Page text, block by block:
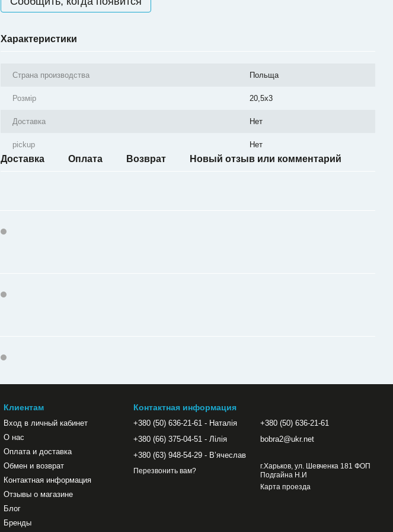
Характеристики
Страна производства Польща
Розмір 20,5x3
Доставка Нет
pickup Нет
Доставка Оплата Возврат Новый отзыв или комментарий
Клиентам
Вход в личный кабинет
О нас
Оплата и доставка
Обмен и возврат
Контактная информация
Отзывы о магазине
Блог
Бренды
Контактная информация
+380 (50) 636-21-61 - Наталія
+380 (66) 375-04-51 - Лілія
+380 (63) 948-54-29 - Вʼячеслав
Перезвонить вам?
+380 (50) 636-21-61
bobra2@ukr.net
г.Харьков, ул. Шевченка 181 ФОП
Подгайна Н.И
Карта проезда